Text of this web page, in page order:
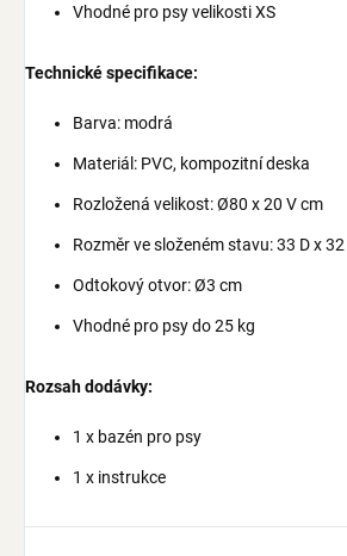
Vhodné pro psy velikosti XS
Technické specifikace:
Barva: modrá
Materiál: PVC, kompozitní deska
Rozložená velikost: Ø80 x 20 V cm
Rozměr ve složeném stavu: 33 D x 32
Odtokový otvor: Ø3 cm
Vhodné pro psy do 25 kg
Rozsah dodávky:
1 x bazén pro psy
1 x instrukce